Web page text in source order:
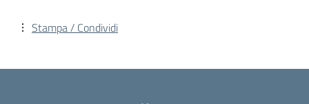
Stampa / Condividi